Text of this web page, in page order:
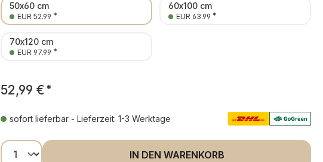
50x60 cm
EUR 52.99 *
60x100 cm
EUR 63.99 *
70x120 cm
EUR 97.99 *
52,99 € *
sofort lieferbar - Lieferzeit: 1-3 Werktage
Produkt Anzahl: Gib den gewünschten Wert
IN DEN WARENKORB